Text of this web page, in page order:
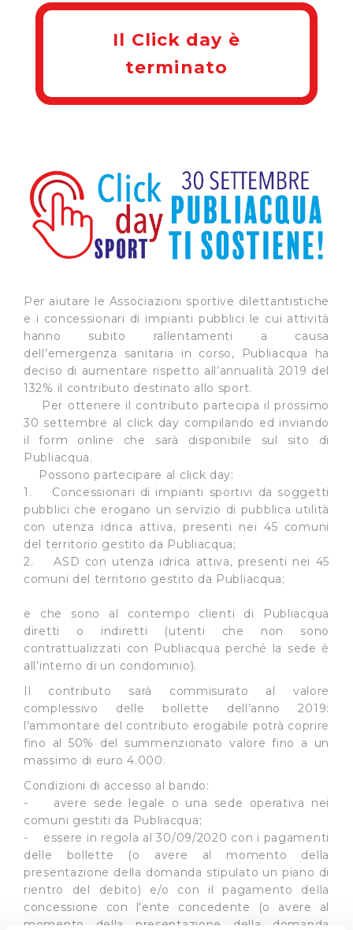
Il Click day è
terminato
Per aiutare le Associazioni sportive dilettantistiche
e i concessionari di impianti pubblici le cui attività
hanno subito rallentamenti a causa
dell’emergenza sanitaria in corso, Publiacqua ha
deciso di aumentare rispetto all’annualità 2019 del
132% il contributo destinato allo sport.
Per ottenere il contributo partecipa il prossimo
30 settembre al click day compilando ed inviando
il form online che sarà disponibile sul sito di
Publiacqua.
Possono partecipare al click day:
1. Concessionari di impianti sportivi da soggetti
pubblici che erogano un servizio di pubblica utilità
con utenza idrica attiva, presenti nei 45 comuni
del territorio gestito da Publiacqua;
2. ASD con utenza idrica attiva, presenti nei 45
comuni del territorio gestito da Publiacqua;
e che sono al contempo clienti di Publiacqua
diretti o indiretti (utenti che non sono
contrattualizzati con Publiacqua perché la sede è
all’interno di un condominio).
Il contributo sarà commisurato al valore
complessivo delle bollette dell’anno 2019:
l’ammontare del contributo erogabile potrà coprire
fino al 50% del summenzionato valore fino a un
massimo di euro 4.000.
Condizioni di accesso al bando:
- avere sede legale o una sede operativa nei
comuni gestiti da Publiacqua;
- essere in regola al 30/09/2020 con i pagamenti
delle bollette (o avere al momento della
presentazione della domanda stipulato un piano di
rientro del debito) e/o con il pagamento della
concessione con l'ente concedente (o avere al
momento della presentazione della domanda